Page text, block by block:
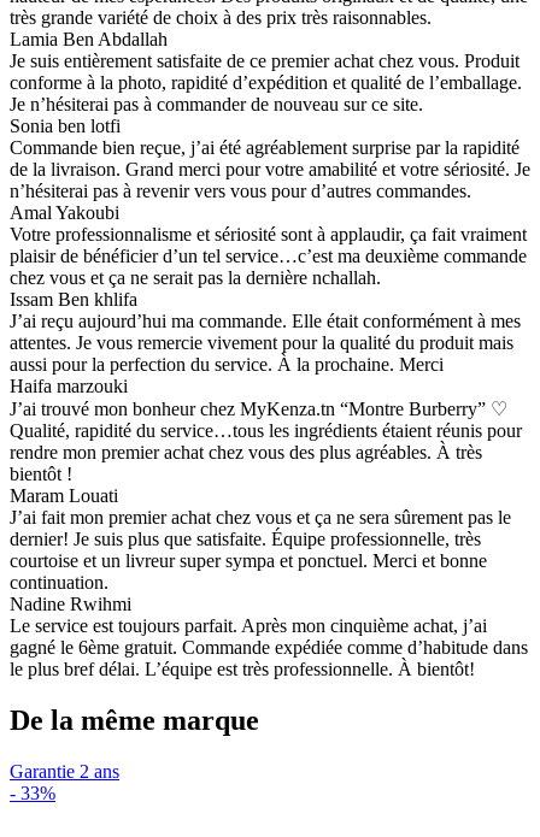
très grande variété de choix à des prix très raisonnables.
Lamia Ben Abdallah
Je suis entièrement satisfaite de ce premier achat chez vous. Produit
conforme à la photo, rapidité d’expédition et qualité de l’emballage.
Je n’hésiterai pas à commander de nouveau sur ce site.
Sonia ben lotfi
Commande bien reçue, j’ai été agréablement surprise par la rapidité
de la livraison. Grand merci pour votre amabilité et votre sériosité. Je
n’hésiterai pas à revenir vers vous pour d’autres commandes.
Amal Yakoubi
Votre professionnalisme et sériosité sont à applaudir, ça fait vraiment
plaisir de bénéficier d’un tel service…c’est ma deuxième commande
chez vous et ça ne serait pas la dernière nchallah.
Issam Ben khlifa
J’ai reçu aujourd’hui ma commande. Elle était conformément à mes
attentes. Je vous remercie vivement pour la qualité du produit mais
aussi pour la perfection du service. À la prochaine. Merci
Haifa marzouki
J’ai trouvé mon bonheur chez MyKenza.tn “Montre Burberry” ♡
Qualité, rapidité du service…tous les ingrédients étaient réunis pour
rendre mon premier achat chez vous des plus agréables. À très
bientôt !
Maram Louati
J’ai fait mon premier achat chez vous et ça ne sera sûrement pas le
dernier! Je suis plus que satisfaite. Équipe professionnelle, très
courtoise et un livreur super sympa et ponctuel. Merci et bonne
continuation.
Nadine Rwihmi
Le service est toujours parfait. Après mon cinquième achat, j’ai
gagné le 6ème gratuit. Commande expédiée comme d’habitude dans
le plus bref délai. L’équipe est très professionnelle. À bientôt!
De la même marque
Garantie 2 ans
- 33%